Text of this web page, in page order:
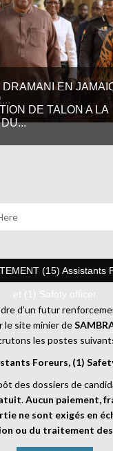
DRAMANI EN
DE TALON A LA
(15) Assistants
et (1) Safety officer
d’un futur
le site minier de
les postes
Foreurs, (1)
des dossiers de
.Aucun paiement,
ne sont exigés en
ou du traitement